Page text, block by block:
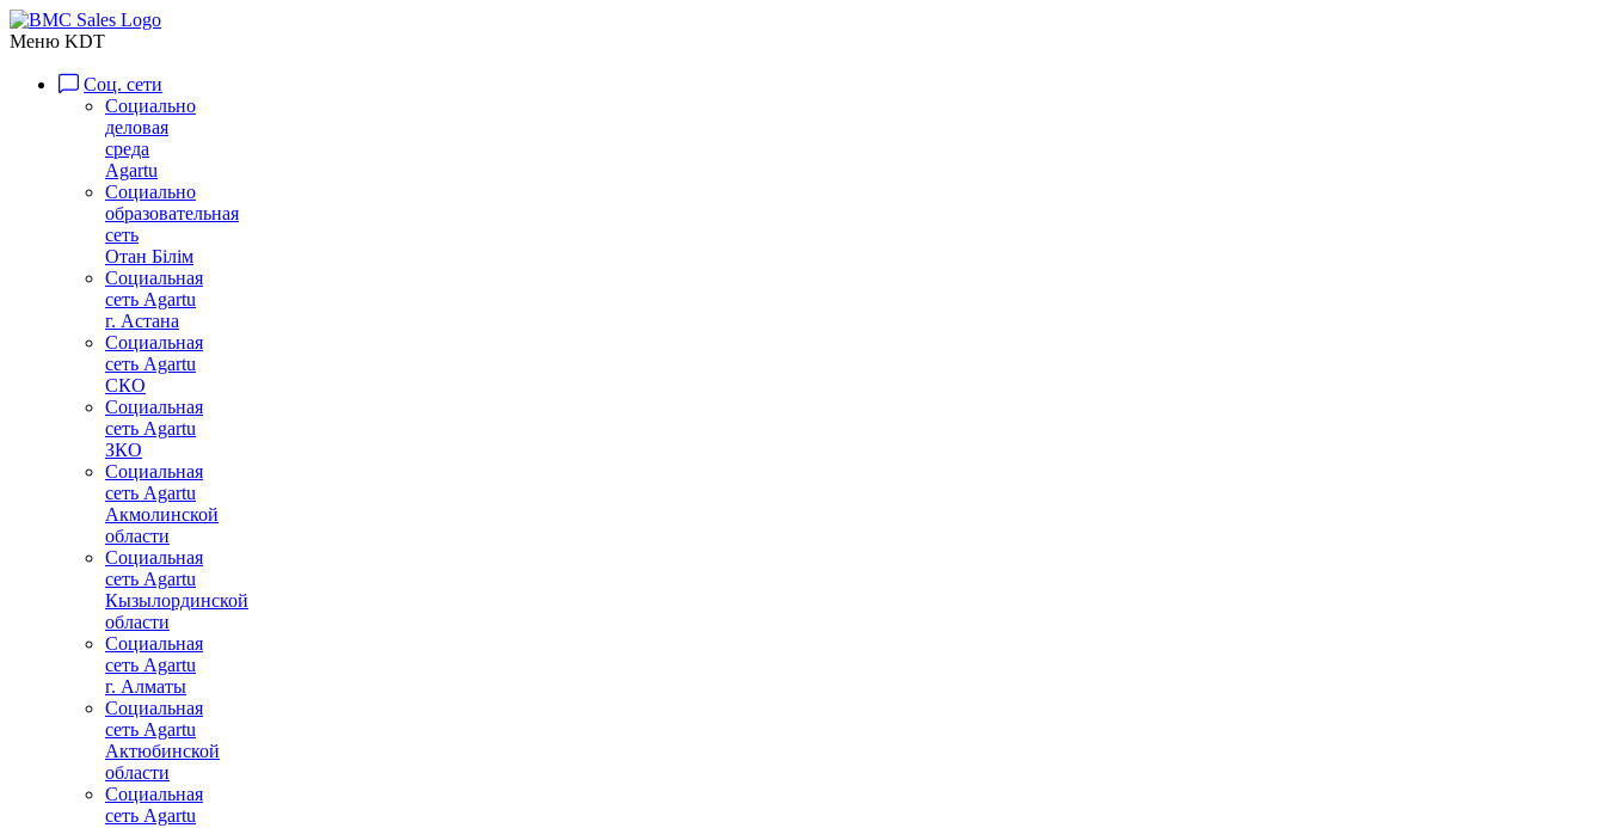
Меню KDT
Соц. сети
Социально
деловая
среда
Agartu
Социально
образовательная
сеть
Отан Бiлiм
Социальная
сеть Agartu
г. Астана
Социальная
сеть Agartu
СКО
Социальная
сеть Agartu
ЗКО
Социальная
сеть Agartu
Акмолинской
области
Социальная
сеть Agartu
Кызылординской
области
Социальная
сеть Agartu
г. Алматы
Социальная
сеть Agartu
Актюбинской
области
Социальная
сеть Agartu